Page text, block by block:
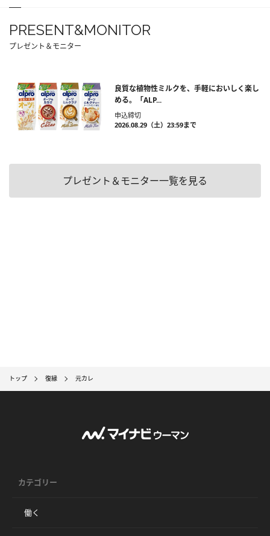
PRESENT&MONITOR
プレゼント＆モニター
良質な植物性ミルクを、手軽においしく楽し
める。「ALP...
申込締切
2026.08.29（土）23:59まで
プレゼント＆モニター一覧を見る
トップ 復縁 元カレ
カテゴリー
働く